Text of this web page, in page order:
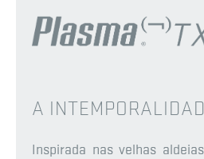
A
Inspirada nas velhas